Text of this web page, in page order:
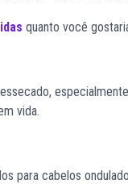
quanto você
vida.
para cabelos